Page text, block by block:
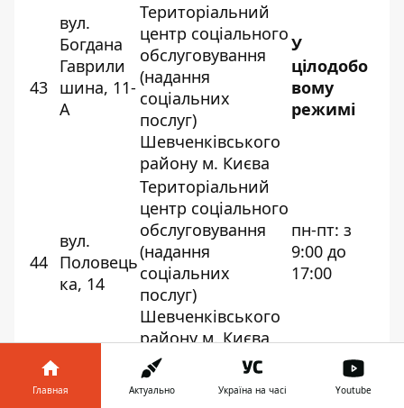
43
вул.
Богдана
Гаврили
шина, 11-
А
Територіальний
центр соціального
обслуговування
(надання
соціальних
послуг)
Шевченківського
району м. Києва
У
цілодобо
вому
режимі
44
вул.
Половець
ка, 14
Територіальний
центр соціального
обслуговування
(надання
соціальних
послуг)
Шевченківського
району м. Києва
пн-пт: з
9:00 до
17:00
Ранее Информатор
сообщал, что
в Карпатах
из-за снегопадов спасатели
Главная Актуально Україна на часі Youtube